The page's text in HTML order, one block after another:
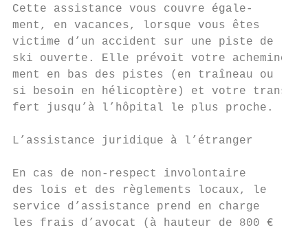
Cette assistance vous couvre égale-
ment, en vacances, lorsque vous êtes
victime d’un accident sur une piste de
ski ouverte. Elle prévoit votre achemine-
ment en bas des pistes (en traîneau ou
si besoin en hélicoptère) et votre trans-
fert jusqu’à l’hôpital le plus proche.
L’assistance juridique à l’étranger
En cas de non-respect involontaire
des lois et des règlements locaux, le
service d’assistance prend en charge
les frais d’avocat (à hauteur de 800 €